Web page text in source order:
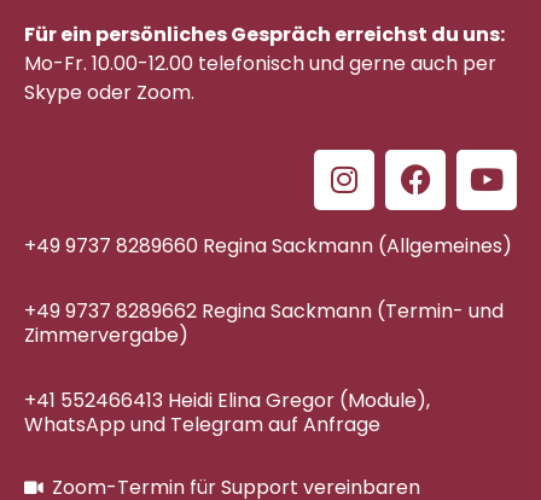
Für ein persönliches Gespräch erreichst du uns:
Mo-Fr. 10.00-12.00 telefonischund gerne auch per
Skype oder Zoom.
+49 9737 8289660 Regina Sackmann (Allgemeines)
+49 9737 8289662 Regina Sackmann (Termin- und
Zimmervergabe)
+41 552466413 Heidi Elina Gregor (Module),
WhatsApp und Telegram auf Anfrage
Zoom-Termin für Support vereinbaren